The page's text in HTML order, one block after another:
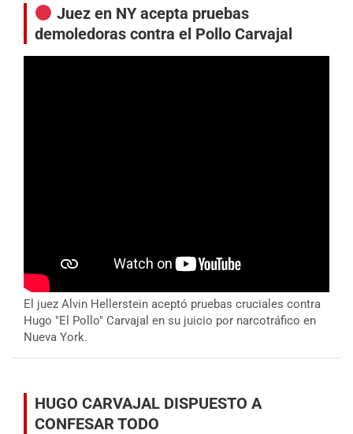
Juez en NY acepta pruebas
demoledoras contra el Pollo Carvajal
El juez Alvin Hellerstein aceptó pruebas cruciales contra
Hugo "El Pollo" Carvajal en su juicio por narcotráfico en
Nueva York.
HUGO CARVAJAL DISPUESTO A
CONFESAR TODO